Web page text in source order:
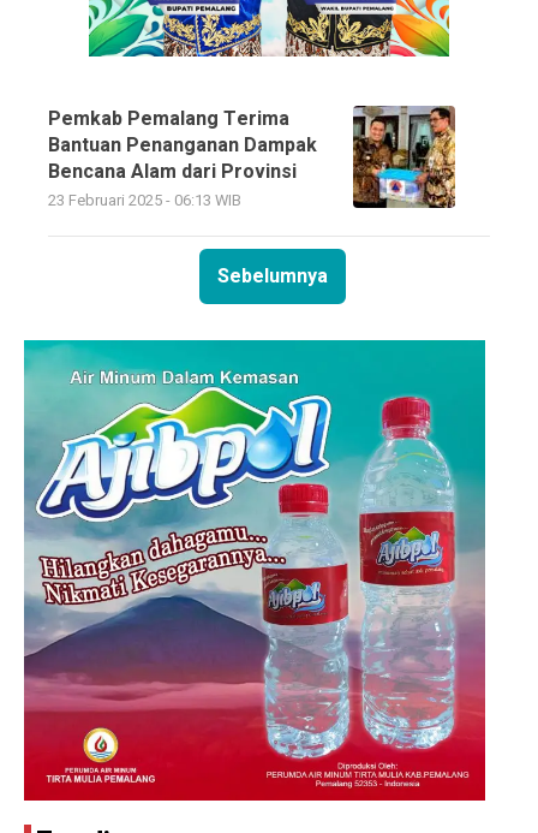
Pemkab Pemalang Terima
Bantuan Penanganan Dampak
Bencana Alam dari Provinsi
23 Februari 2025 - 06:13 WIB
Sebelumnya